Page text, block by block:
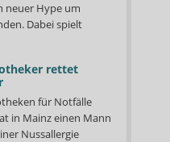
neuer Hype um
Dabei spielt
rettet
für Notfälle
in Mainz einen Mann
Nussallergie